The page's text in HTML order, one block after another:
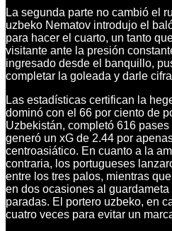
La segunda parte no cambió el
uzbeko Nematov introdujo el
para hacer el cuarto, un tanto
visitante ante la presión
ingresado desde el banquillo,
completar la goleada y darle
Las estadísticas certifican la
dominó con el 66 por ciento de
Uzbekistán, completó 616
generó un xG de 2.44 por
centroasiático. En cuanto a la
contraria, los portugueses
entre los tres palos, mientras
en dos ocasiones al
paradas. El portero uzbeko, en
cuatro veces para evitar un